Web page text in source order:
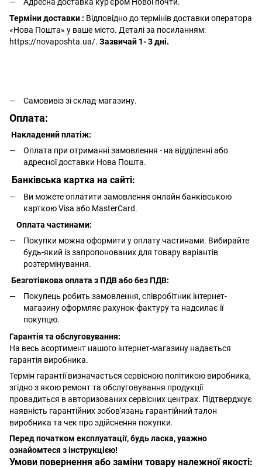
Терміни доставки : Відповідно до термінів доставки оператора
«Нова Пошта» у ваше місто. Деталі за посиланням:
https://novaposhta.ua/. Зазвичай 1- 3 дні.
Самовивіз зі склад-магазину.
Оплата:
Накладений платіж:
Оплата при отриманні замовлення - на відділенні або
адресної доставки Нова Пошта.
Банківська картка на сайті:
Ви можете оплатити замовлення онлайн банківською
карткою Visa або MasterCard.
Оплата частинами:
Покупки можна оформити у оплату частинами. Вибирайте
будь-який із запропонованих для товару варіантів
розтермінування.
Безготівкова оплата з ПДВ або без ПДВ:
Покупець робить замовлення, співробітник інтернет-
магазину оформляє рахунок-фактуру та надсилає її
покупцю.
Гарантія та обслуговування:
На весь асортимент нашого інтернет-магазину надається
гарантія виробника.
Термін гарантії визначається сервісною політикою виробника,
згідно з якою ремонт та обслуговування продукції
провадиться в авторизованих сервісних центрах. Підтверджує
наявність гарантійних зобов'язань гарантійний талон
виробника та чек про здійснення покупки.
Перед початком експлуатації, будь ласка, уважно
ознайомтеся з інструкцією!
Умови повернення або заміни товару належної якості: